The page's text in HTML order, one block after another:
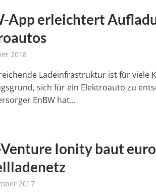
App erleichtert
2018
Ladeinfrastruktur ist für viele
sich für ein Elektroauto zu
EnBW hat...
Ionity baut
2017